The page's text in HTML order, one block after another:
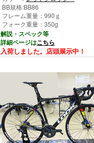
BB規格:BB86
フレーム重量：990ｇ
フォーク重量：350g
解説・スペック等
詳細ページはこちら
入荷しました。店頭展示中！